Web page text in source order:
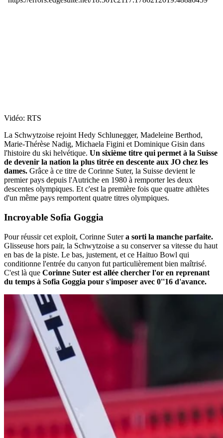
Vidéo: RTS
La Schwytzoise rejoint Hedy Schlunegger, Madeleine Berthod,
Marie-Thérèse Nadig, Michaela Figini et Dominique Gisin dans
l'histoire du ski helvétique. Un sixième titre qui permet à la Suisse
de devenir la nation la plus titrée en descente aux JO chez les
dames. Grâce à ce titre de Corinne Suter, la Suisse devient le
premier pays depuis l'Autriche en 1980 à remporter les deux
descentes olympiques. Et c'est la première fois que quatre athlètes
d'un même pays remportent quatre titres olympiques.
Incroyable Sofia Goggia
Pour réussir cet exploit, Corinne Sutera sorti la manche parfaite.
Glisseuse hors pair, la Schwytzoise a su conserver sa vitesse du haut
en bas de la piste. Le bas, justement, et ce Haituo Bowl qui
conditionne l'entrée du canyon fut particulièrement bien maîtrisé.
C'est là que Corinne Suter est allée chercher l'or en reprenant
du temps à Sofia Goggia pour s'imposer avec 0''16 d'avance.